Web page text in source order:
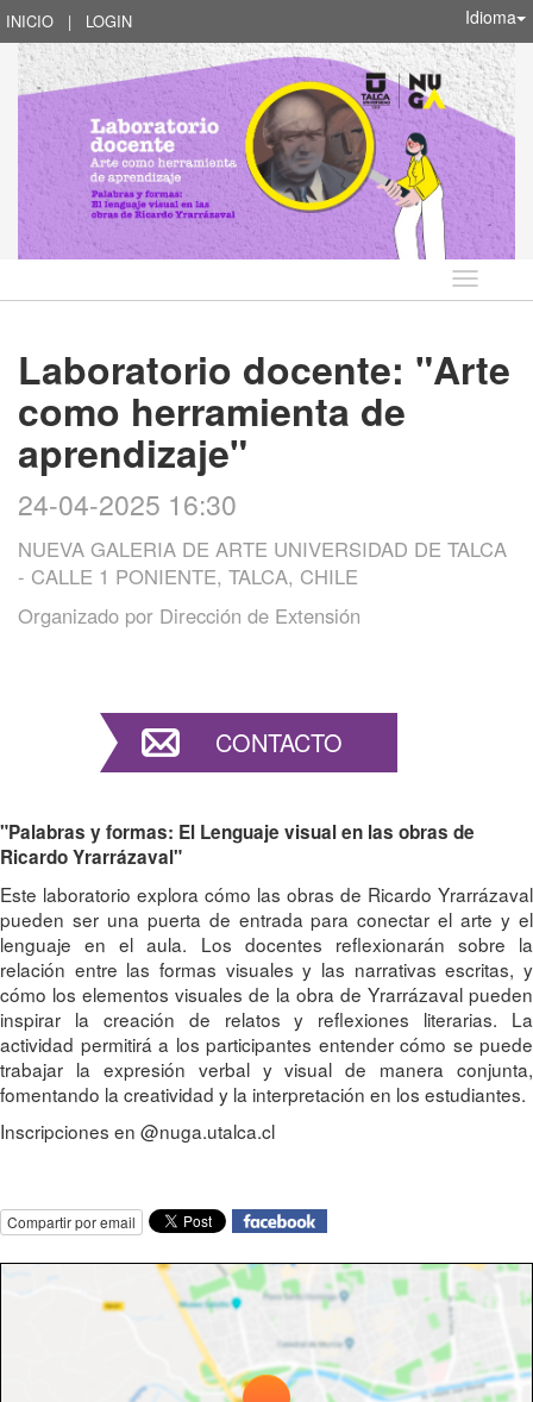
INICIO | LOGIN Idioma
Idioma
Laboratorio docente: "Arte
como herramienta de
aprendizaje"
24-04-2025 16:30
NUEVA GALERIA DE ARTE UNIVERSIDAD DE TALCA
- CALLE 1 PONIENTE, TALCA, CHILE
Organizado por Dirección de Extensión
CONTACTO
"Palabras y formas: El Lenguaje visual en las obras de
Ricardo Yrarrázaval"
Este laboratorio explora cómo las obras de Ricardo Yrarrázaval
pueden ser una puerta de entrada para conectar el arte y el
lenguaje en el aula. Los docentes reflexionarán sobre la
relación entre las formas visuales y las narrativas escritas, y
cómo los elementos visuales de la obra de Yrarrázaval pueden
inspirar la creación de relatos y reflexiones literarias. La
actividad permitirá a los participantes entender cómo se puede
trabajar la expresión verbal y visual de manera conjunta,
fomentando la creatividad y la interpretación en los estudiantes.
Inscripciones en @nuga.utalca.cl
Compartir por email